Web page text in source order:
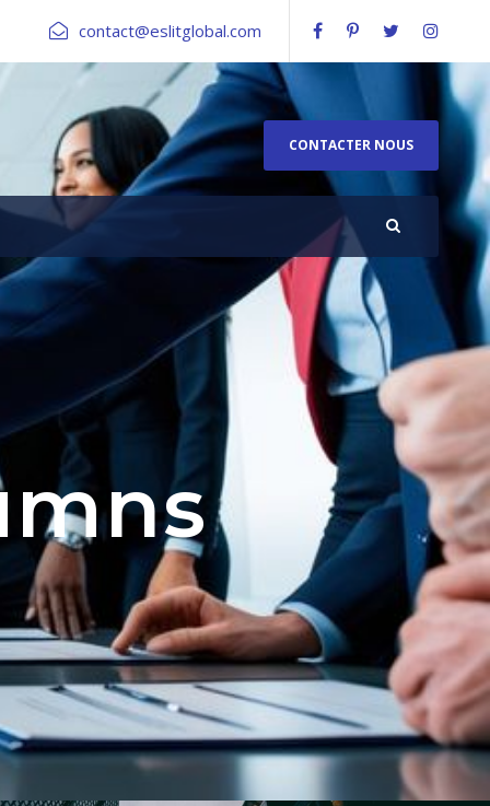
contact@eslitglobal.com
CONTACTER NOUS